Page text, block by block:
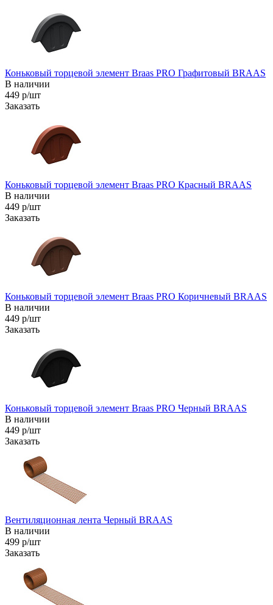
Коньковый торцевой элемент Braas PRO Графитовый BRAAS
В наличии
449 р/шт
Заказать
Коньковый торцевой элемент Braas PRO Красный BRAAS
В наличии
449 р/шт
Заказать
Коньковый торцевой элемент Braas PRO Коричневый BRAAS
В наличии
449 р/шт
Заказать
Коньковый торцевой элемент Braas PRO Черный BRAAS
В наличии
449 р/шт
Заказать
Вентиляционная лента Черный BRAAS
В наличии
499 р/шт
Заказать